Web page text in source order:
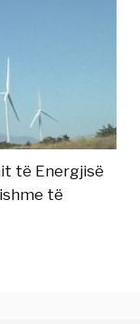
të Energjisë
të